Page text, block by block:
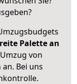
Palette an
von
Bei uns